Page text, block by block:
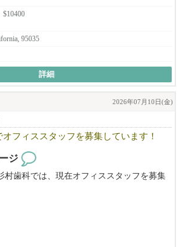
アップとして、将来的に次のステージを目
。
すが、規定範囲内での残業代込みで
GMになれば年収で120k以上+ボーナスに
$10400
95035
詳細
2026年07月10日(金)
フィススタッフを募集しています！
ジ
村歯科では、現在オフィススタッフを募集